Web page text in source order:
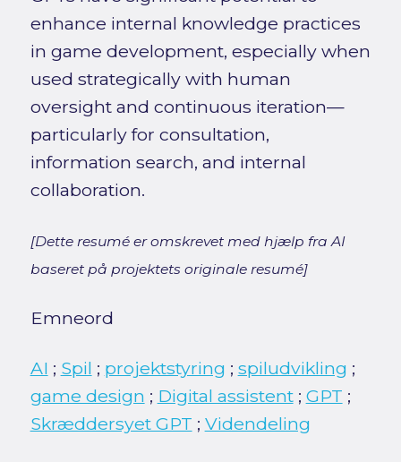
enhance internal knowledge practices
in game development, especially when
used strategically with human
oversight and continuous iteration—
particularly for consultation,
information search, and internal
collaboration.
[Dette resumé er omskrevet med hjælp fra AI
baseret på projektets originale resumé]
Emneord
AI ; Spil ; projektstyring ; spiludvikling ;
game design ; Digital assistent; GPT ;
Skræddersyet GPT ; Videndeling